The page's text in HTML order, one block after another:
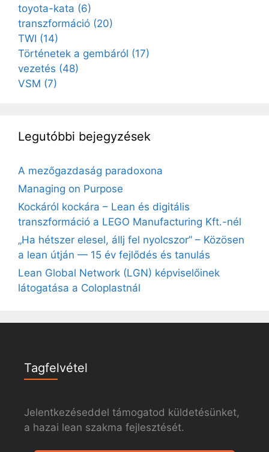
toyota-kata (6)
transzformáció (20)
TWI (14)
Történetek a gembáról (17)
vezetés (48)
VSM (7)
Legutóbbi bejegyzések
A mezőgazdaság paradoxona
Managing on Purpose
Kockáról kockára – Lean és digitális
transzformáció a LEGO Manufacturing Kft.-nél
„Ha hétszer elesel, állj fel nyolcszor” – Közösen
a lean útján — 15 év fejlődés és tanulás
Lean Global Network (LGN) képviselőinek
látogatása a Coloplastnál
Tagfelvétel
Jelentkezéseddel támogatod küldetésünket,
a hazai lean szakma fejlesztését.